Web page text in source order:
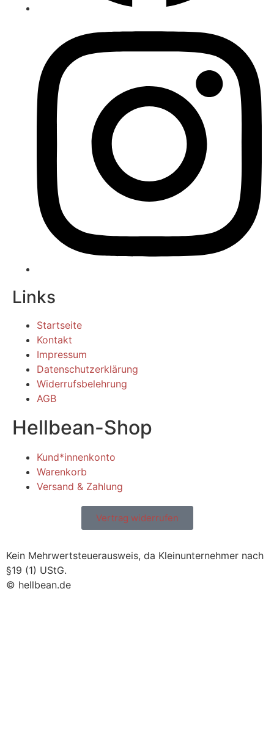
Links
Startseite
Kontakt
Impressum
Datenschutzerklärung
Widerrufsbelehrung
AGB
Hellbean-Shop
Kund*innenkonto
Warenkorb
Versand & Zahlung
Vertrag widerrufen
Kein Mehrwertsteuerausweis, da Kleinunternehmer nach
§19 (1) UStG.
© hellbean.de